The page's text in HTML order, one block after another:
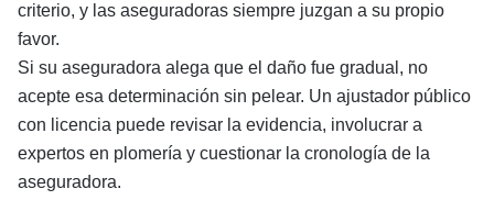
criterio, y las aseguradoras siempre juzgan a su propio
favor.
Si su aseguradora alega que el daño fue gradual, no
acepte esa determinación sin pelear. Un ajustador público
con licencia puede revisar la evidencia, involucrar a
expertos en plomería y cuestionar la cronología de la
aseguradora.